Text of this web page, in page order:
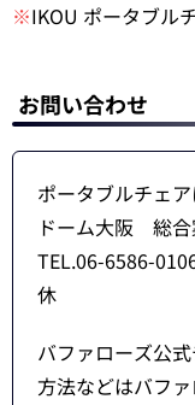
※IKOU ポータブル
お問い合わせ
ポータブルチェ
ドーム大阪 総合
TEL.06-6586-
休
バファローズ公
方法などはバフ